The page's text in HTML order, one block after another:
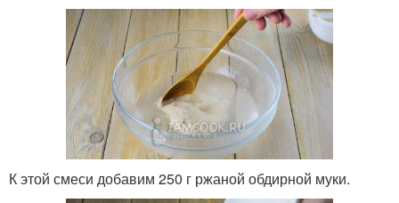
К этой смеси добавим 250 г ржаной обдирной муки.